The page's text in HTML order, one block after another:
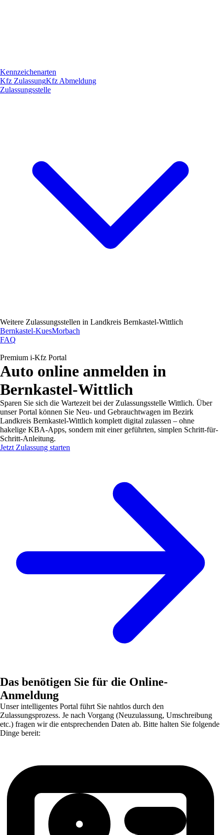
Kennzeichenarten
Kfz ZulassungKfz Abmeldung
Zulassungsstelle
Weitere Zulassungsstellen in Landkreis Bernkastel-Wittlich
Bernkastel-KuesMorbach
FAQ
Premium i-Kfz Portal
Auto online anmelden in
Bernkastel-Wittlich
Sparen Sie sich die Wartezeit bei der Zulassungsstelle Wittlich. Über
unser Portal können Sie Neu- und Gebrauchtwagen im Bezirk
Landkreis Bernkastel-Wittlich komplett digital zulassen – ohne
hakelige KBA-Apps, sondern mit einer geführten, simplen Schritt-für-
Schritt-Anleitung.
Jetzt Zulassung starten
Das benötigen Sie für die Online-
Anmeldung
Unser intelligentes Portal führt Sie nahtlos durch den
Zulassungsprozess. Je nach Vorgang (Neuzulassung, Umschreibung
etc.) fragen wir die entsprechenden Daten ab. Bitte halten Sie folgende
Dinge bereit: